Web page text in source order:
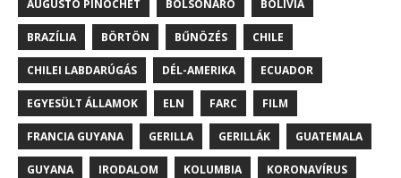
AUGUSTO PINOCHET BOLSONARO BOLÍVIA
BRAZÍLIA BÖRTÖN BŰNÖZÉS CHILE
CHILEI LABDARÚGÁS DÉL-AMERIKA ECUADOR
EGYESÜLT ÁLLAMOK ELN FARC FILM
FRANCIA GUYANA GERILLA GERILLÁK GUATEMALA
GUYANA IRODALOM KOLUMBIA KORONAVÍRUS